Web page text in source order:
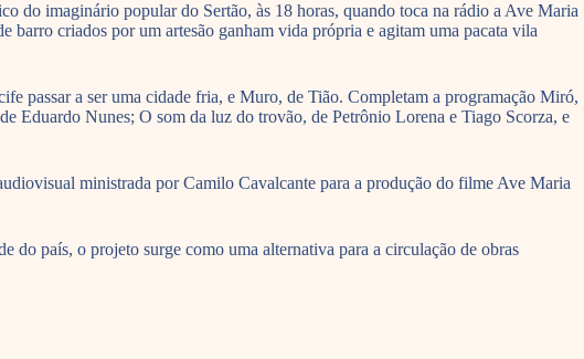
do imaginário popular do Sertão, às 18 horas, quando toca na rádio a Ave Maria
barro criados por um artesão ganham vida própria e agitam uma pacata vila
passar a ser uma cidade fria, e Muro, de Tião. Completam a programação Miró,
Eduardo Nunes; O som da luz do trovão, de Petrônio Lorena e Tiago Scorza, e
ministrada por Camilo Cavalcante para a produção do filme Ave Maria
do país, o projeto surge como uma alternativa para a circulação de obras